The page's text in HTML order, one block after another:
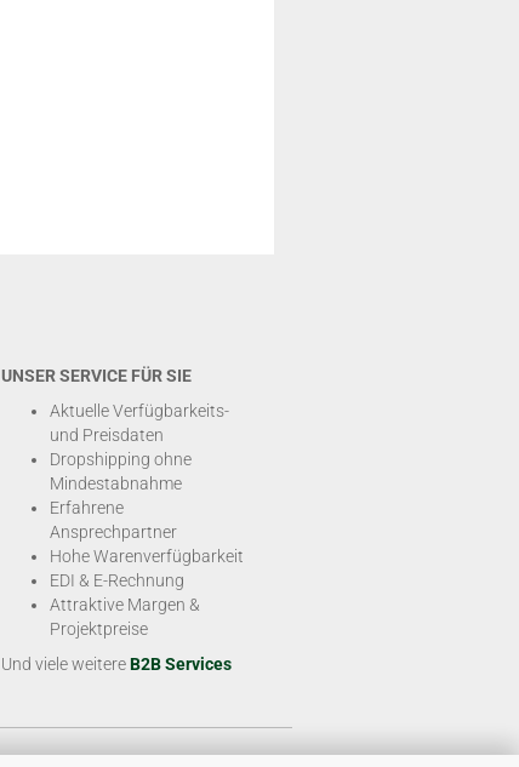
UNSER SERVICE FÜR SIE
Aktuelle Verfügbarkeits-
und Preisdaten
Dropshipping ohne
Mindestabnahme
Erfahrene
Ansprechpartner
Hohe Warenverfügbarkeit
EDI & E-Rechnung
Attraktive Margen &
Projektpreise
Und viele weitereB2B Services